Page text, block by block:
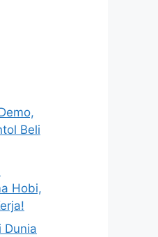
Beli
Hobi,
Dunia